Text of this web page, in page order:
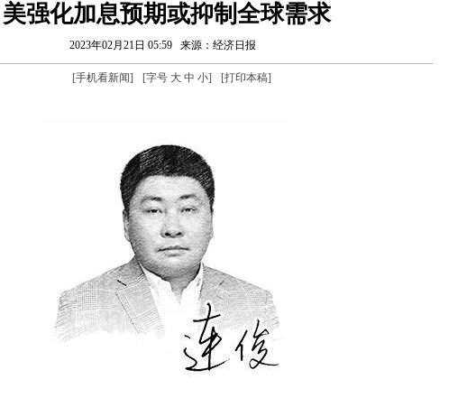
美强化加息预期或抑制全球需求
2023年02月21日 05:59 来源：经济日报
[手机看新闻] [字号 大 中 小] [打印本稿]